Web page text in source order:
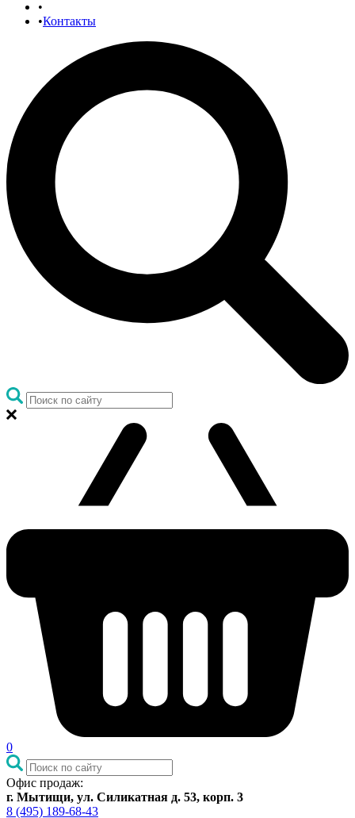
Контакты
0
Офис продаж:
г. Мытищи, ул. Силикатная д. 53, корп. 3
8 (495) 189-68-43